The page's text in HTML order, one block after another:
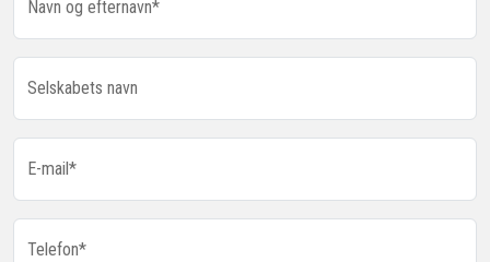
Navn og efternavn*
Selskabets navn
E-mail*
Telefon*